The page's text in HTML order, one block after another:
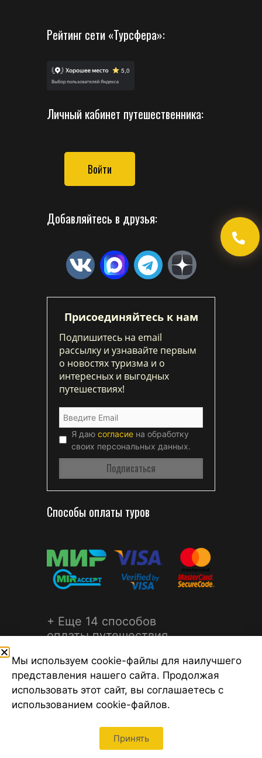
Рейтинг сети «Турсфера»:
Личный кабинет путешественника:
Войти
Добавляйтесь в друзья:
Присоединяйтесь к нам
Подпишитесь на email
рассылку и узнавайте первым
о новостях туризма и о
интересных и выгодных
путешествиях!
Я даю согласие на обработку
своих персональных данных.
Способы оплаты туров
+ Еще 14 способов
оплаты путешествия
©2026 Турагентство Турсфера - Поиск туров от надежных
Мы используем cookie-файлы для наилучшего
представления нашего сайта. Продолжая
использовать этот сайт, вы соглашаетесь с
использованием cookie-файлов.
Принять